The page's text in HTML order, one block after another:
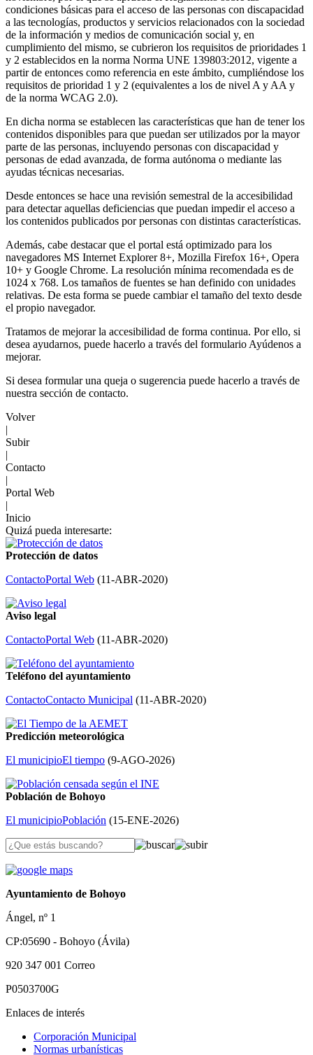
condiciones básicas para el acceso de las personas con discapacidad
a las tecnologías, productos y servicios relacionados con la sociedad
de la información y medios de comunicación social y, en
cumplimiento del mismo, se cubrieron los requisitos de prioridades 1
y 2 establecidos en la norma Norma UNE 139803:2012, vigente a
partir de entonces como referencia en este ámbito, cumpliéndose los
requisitos de prioridad 1 y 2 (equivalentes a los de nivel A y AA y
de la norma WCAG 2.0).
En dicha norma se establecen las características que han de tener los
contenidos disponibles para que puedan ser utilizados por la mayor
parte de las personas, incluyendo personas con discapacidad y
personas de edad avanzada, de forma autónoma o mediante las
ayudas técnicas necesarias.
Desde entonces se hace una revisión semestral de la accesibilidad
para detectar aquellas deficiencias que puedan impedir el acceso a
los contenidos publicados por personas con distintas características.
Además, cabe destacar que el portal está optimizado para los
navegadores MS Internet Explorer 8+, Mozilla Firefox 16+, Opera
10+ y Google Chrome. La resolución mínima recomendada es de
1024 x 768. Los tamaños de fuentes se han definido con unidades
relativas. De esta forma se puede cambiar el tamaño del texto desde
el propio navegador.
Tratamos de mejorar la accesibilidad de forma continua. Por ello, si
desea ayudarnos, puede hacerlo a través del formulario Ayúdenos a
mejorar.
Si desea formular una queja o sugerencia puede hacerlo a través de
nuestra sección de contacto.
Volver
|
Subir
|
Contacto
|
Portal Web
|
Inicio
Quizá pueda interesarte:
Protección de datos
ContactoPortal Web (11-ABR-2020)
Aviso legal
ContactoPortal Web (11-ABR-2020)
Teléfono del ayuntamiento
ContactoContacto Municipal (11-ABR-2020)
Predicción meteorológica
El municipioEl tiempo (9-AGO-2026)
Población de Bohoyo
El municipioPoblación (15-ENE-2026)
Ayuntamiento de Bohoyo
Ángel, nº 1
CP:05690 - Bohoyo (Ávila)
920 347 001 Correo
P0503700G
Enlaces de interés
Corporación Municipal
Normas urbanísticas